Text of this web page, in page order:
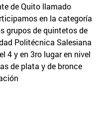
de Quito llamado
en la categoría
grupos de quintetos de
Politécnica Salesiana
4 y en 3ro lugar en nivel
de plata y de bronce